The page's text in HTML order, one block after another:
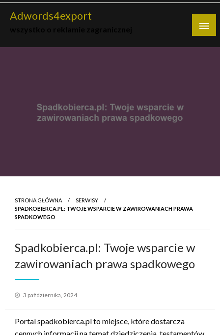
Skip
Adwords4export
STRONA GŁÓWNA
SERWISY
SPADKOBIERCA.PL: TWOJE WSPARCIE W ZAWIROWANIACH PRAWA
SPADKOWEGO
Spadkobierca.pl: Twoje wsparcie w
zawirowaniach prawa spadkowego
Opublikowane
3 października, 2024
Portal spadkobierca.pl to miejsce, które dostarcza